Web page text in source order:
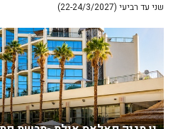
שני עד רביעי (22-24/3/2027)